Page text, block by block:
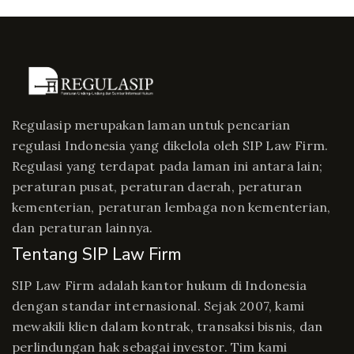
Regulasip merupakan laman untuk pencarian
regulasi Indonesia yang dikelola oleh SIP Law Firm.
Regulasi yang terdapat pada laman ini antara lain;
peraturan pusat, peraturan daerah, peraturan
kementerian, peraturan lembaga non kementerian,
dan peraturan lainnya.
Tentang SIP Law Firm
SIP Law Firm adalah kantor hukum di Indonesia
dengan standar internasional. Sejak 2007, kami
mewakili klien dalam kontrak, transaksi bisnis, dan
perlindungan hak sebagai investor. Tim kami